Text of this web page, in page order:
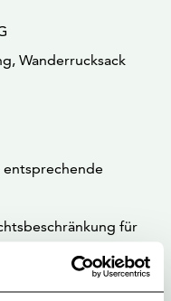
Wanderrucksack
entsprechende
für